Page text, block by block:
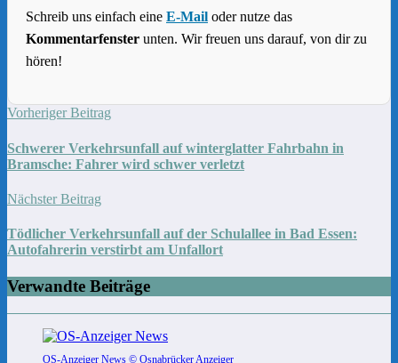
Schreib uns einfach eine E-Mail oder nutze das
Kommentarfenster unten. Wir freuen uns darauf, von dir zu
hören!
Vorheriger Beitrag
Schwerer Verkehrsunfall auf winterglatter Fahrbahn in
Bramsche: Fahrer wird schwer verletzt
Nächster Beitrag
Tödlicher Verkehrsunfall auf der Schulallee in Bad Essen:
Autofahrerin verstirbt am Unfallort
Verwandte Beiträge
OS-Anzeiger News © Osnabrücker Anzeiger